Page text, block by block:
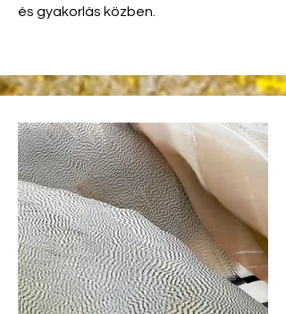
és gyakorlás közben.